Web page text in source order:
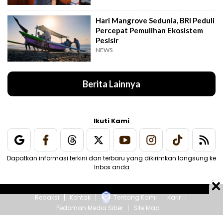
Hari Mangrove Sedunia, BRI Peduli
Percepat Pemulihan Ekosistem
Pesisir
NEWS
Berita Lainnya
Ikuti Kami
Dapatkan informasi terkini dan terbaru yang dikirimkan langsung ke
Inbox anda
Redaksi Kontak Tentang Kami
Karir
Pedoman Media Siber
Site Map